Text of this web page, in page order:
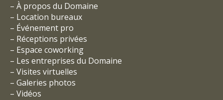
– À propos du Domaine
– Location bureaux
– Événement pro
– Réceptions privées
– Espace coworking
– Les entreprises du Domaine
– Visites virtuelles
– Galeries photos
– Vidéos